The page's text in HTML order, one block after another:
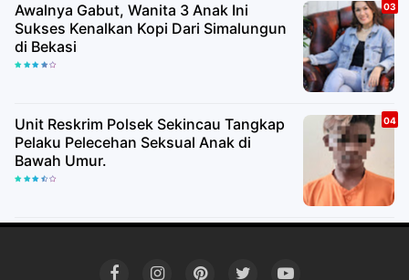
Awalnya Gabut, Wanita 3 Anak Ini
Sukses Kenalkan Kopi Dari Simalungun
di Bekasi
Unit Reskrim Polsek Sekincau Tangkap
Pelaku Pelecehan Seksual Anak di
Bawah Umur.